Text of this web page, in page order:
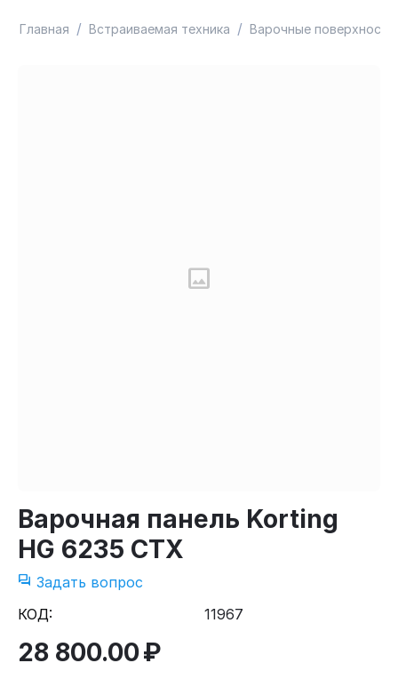
Главная / Встраиваемая техника / Варочные поверхности
Варочная панель Korting
HG 6235 CTX
Задать вопрос
КОД:
11967
28 800.00₽